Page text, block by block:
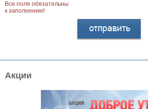
Акции
Все поля обязательны
к заполнению!